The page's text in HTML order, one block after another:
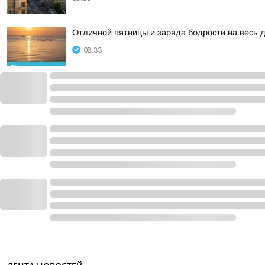
Отличной пятницы и заряда бодрости на весь
08:33